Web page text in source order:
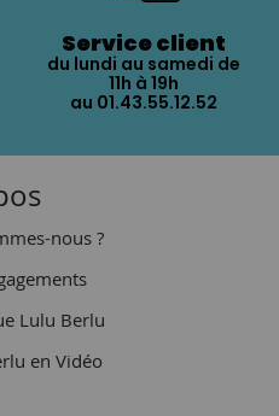
Service client
du lundi au samedi de
11h à 19h
au 01.43.55.12.52
nous ?
Lulu Berlu
en Vidéo